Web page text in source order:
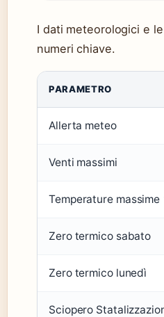
I dati meteorologici e
numeri chiave.
PARAMETRO
Allerta meteo
Venti massimi
Temperature
Zero termico sabato
Zero termico lunedì
Sciopero